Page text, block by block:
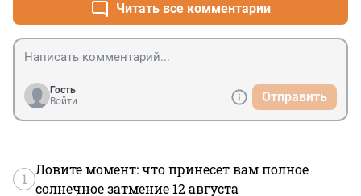
Читать все комментарии
Гость
Войти
Отправить
1
Ловите момент: что принесет вам полное
солнечное затмение 12 августа